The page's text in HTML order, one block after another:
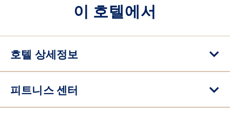
이 호텔에서
호텔 상세정보
피트니스 센터